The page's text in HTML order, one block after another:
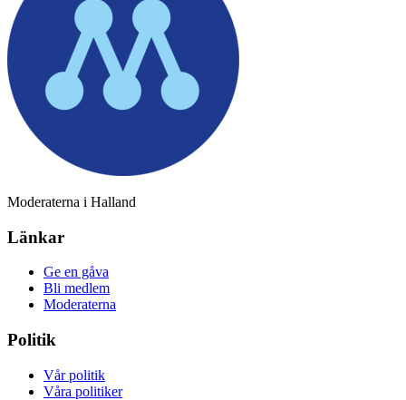
Moderaterna i Halland
Länkar
Ge en gåva
Bli medlem
Moderaterna
Politik
Vår politik
Våra politiker